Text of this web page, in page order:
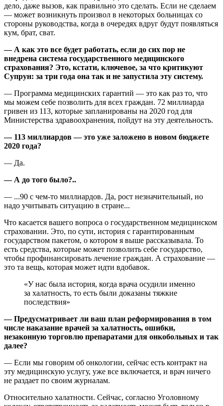
дело, даже вызов, как правильно это сделать. Если не сделаем
— может возникнуть произвол в некоторых больницах со
стороны руководства, когда в очередях вдруг будут появляться
кум, брат, сват.
— А как это все будет работать, если до сих пор не
внедрена система государственного медицинского
страхования? Это, кстати, ключевое, за что критикуют
Супрун: за три года она так и не запустила эту систему.
— Программа медицинских гарантий — это как раз то, что
мы можем себе позволить для всех граждан. 72 миллиарда
гривен из 113, которые запланированы на 2020 год для
Министерства здравоохранения, пойдут на эту деятельность.
— 113 миллиардов — это уже заложено в новом бюджете
2020 года?
— Да.
— А до того было?..
— ...90 с чем-то миллиардов. Да, рост незначительный, но
надо учитывать ситуацию в стране...
Что касается вашего вопроса о государственном медицинском
страховании. Это, по сути, история с гарантированным
государством пакетом, о котором я выше рассказывала. То
есть средства, которые может позволить себе государство,
чтобы профинансировать лечение граждан. А страхование —
это та вещь, которая может идти вдобавок.
«У нас была история, когда врача осудили именно
за халатность, то есть были доказаны тяжкие
последствия»
— Предусматривает ли ваш план реформирования в том
числе наказание врачей за халатность, ошибки,
незаконную торговлю препаратами для онкобольных и так
далее?
— Если мы говорим об онкологии, сейчас есть контракт на
эту медицинскую услугу, уже все включается, и врач ничего
не раздает по своим журналам.
Относительно халатности. Сейчас, согласно Уголовному